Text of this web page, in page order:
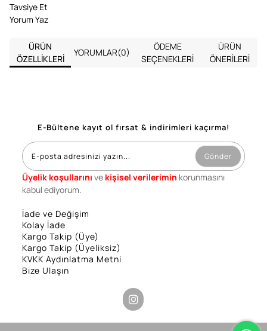
Tavsiye Et
Yorum Yaz
ÜRÜN
ÖZELLIKLERI
YORUMLAR(0)
ÖDEME
SEÇENEKLERI
ÜRÜN
ÖNERILERI
E-Bültene kayıt ol fırsat & indirimleri kaçırma!
Gönder
Üyelik koşullarını ve kişisel verilerimin korunmasını
kabul ediyorum.
İade ve Değişim
Kolay İade
Kargo Takip (Üye)
Kargo Takip (Üyeliksiz)
KVKK Aydınlatma Metni
Bize Ulaşın